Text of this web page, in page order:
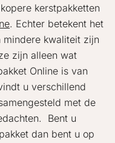
kerstpakketten
. Echter betekent het
mindere kwaliteit zijn
zijn alleen wat
Online is van
u verschillend
met de
Bent u
dan bent u op